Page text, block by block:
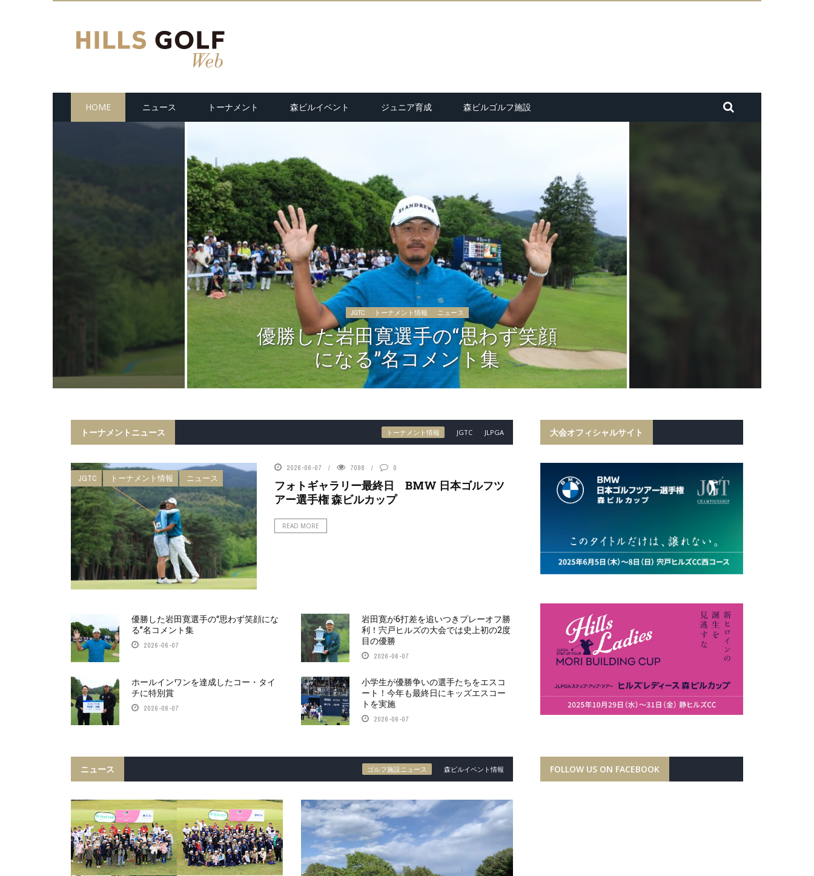
HOME ニュース トーナメント 森ビルイベント ジュニア育成 森ビルゴルフ施設
森ビルカッ
JGTC トーナメント情報 ニュース
優勝した岩田寛選手の“思わず笑顔
になる”名コメント集
トーナメントニュース トーナメント情報 JGTC JLPGA
JGTC トーナメント情報 ニュース
2026-06-07 7098 0
フォトギャラリー最終日 BMW 日本ゴルフツ
アー選手権 森ビルカップ
READ MORE
優勝した岩田寛選手の“思わず笑顔にな
る”名コメント集
2026-06-07
岩田寛が6打差を追いつきプレーオフ勝
利！宍戸ヒルズの大会では史上初の2度
目の優勝
2026-06-07
ホールインワンを達成したコー・タイ
チに特別賞
2026-06-07
小学生が優勝争いの選手たちをエスコ
ート！今年も最終日にキッズエスコー
トを実施
2026-06-07
大会オフィシャルサイト
ニュース ゴルフ施設ニュース 森ビルイベント情報 FOLLOW US ON FACEBOOK